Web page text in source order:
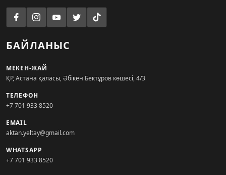
БАЙЛАНЫС
МЕКЕН-ЖАЙ
ҚР, Астана қаласы, Әбікен Бектұров көшесі, 4/3
ТЕЛЕФОН
+7 701 933 8520
EMAIL
aktan.yeltay@gmail.com
WHATSAPP
+7 701 933 8520